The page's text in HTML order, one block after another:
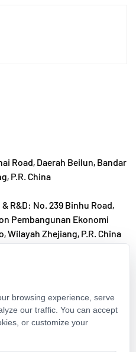
polimer yang
secara
untuk menjadi
Road, Daerah Beilun, Bandar
P.R. China
R&D: No. 239 Binhu Road,
Pembangunan Ekonomi
Wilayah Zhejiang, P.R. China
browsing experience, serve
our traffic. You can accept
or customize your